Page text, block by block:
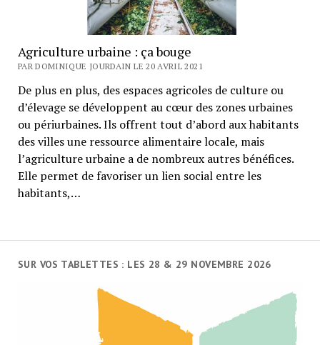
SUR VOS TABLETTES : LES 28 & 29 NOVEMBRE 2026
Agriculture urbaine : ça bouge
PAR DOMINIQUE JOURDAIN LE 20 AVRIL 2021
De plus en plus, des espaces agricoles de culture ou
d’élevage se développent au cœur des zones urbaines
ou périurbaines. Ils offrent tout d’abord aux habitants
des villes une ressource alimentaire locale, mais
l’agriculture urbaine a de nombreux autres bénéfices.
Elle permet de favoriser un lien social entre les
habitants,…